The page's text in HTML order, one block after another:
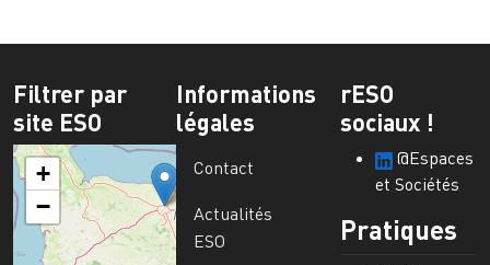
Filtrer par
site ESO
+
−
Informations
légales
Contact
Actualités
ESO
rESO
sociaux !
@Espaces
et Sociétés
Pratiques